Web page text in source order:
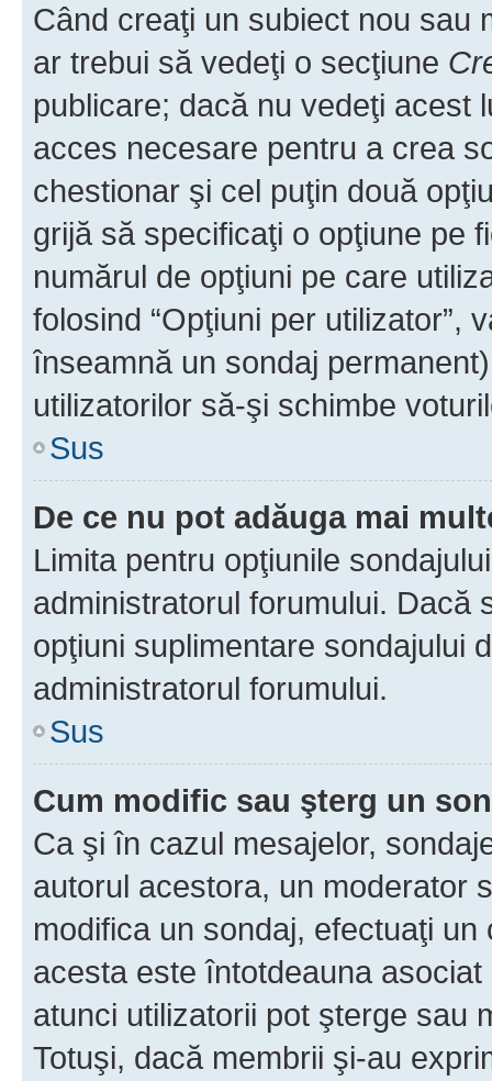
Când creaţi un subiect nou sau
ar trebui să vedeţi o secţiune
publicare; dacă nu vedeţi acest
acces necesare pentru a crea
chestionar şi cel puţin două
grijă să specificaţi o opţiune pe
numărul de opţiuni pe care
folosind “Opţiuni per utilizator”,
înseamnă un sondaj
utilizatorilor să-şi schimbe
Sus
De ce nu pot adăuga mai
Limita pentru opţiunile
administratorul forumului. Dacă
opţiuni suplimentare sondajului
administratorul forumului.
Sus
Cum modific sau şterg un
Ca şi în cazul mesajelor,
autorul acestora, un moderator
modifica un sondaj, efectuaţi
acesta este întotdeauna
atunci utilizatorii pot şterge sau
Totuşi, dacă membrii şi-au